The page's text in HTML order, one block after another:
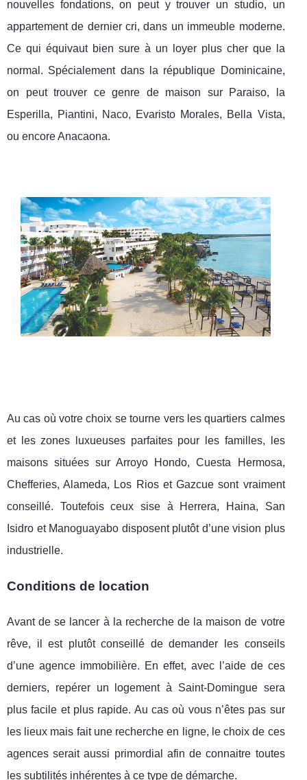
nouvelles fondations, on peut y trouver un studio, un
appartement de dernier cri, dans un immeuble moderne.
Ce qui équivaut bien sure à un loyer plus cher que la
normal. Spécialement dans la république Dominicaine,
on peut trouver ce genre de maison sur Paraiso, la
Esperilla, Piantini, Naco, Evaristo Morales, Bella Vista,
ou encore Anacaona.
Au cas où votre choix se tourne vers les quartiers calmes
et les zones luxueuses parfaites pour les familles, les
maisons situées sur Arroyo Hondo, Cuesta Hermosa,
Chefferies, Alameda, Los Rios et Gazcue sont vraiment
conseillé. Toutefois ceux sise à Herrera, Haina, San
Isidro et Manoguayabo disposent plutôt d’une vision plus
industrielle.
Conditions de location
Avant de se lancer à la recherche de la maison de votre
rêve, il est plutôt conseillé de demander les conseils
d’une agence immobilière. En effet, avec l’aide de ces
derniers, repérer un logement à Saint-Domingue sera
plus facile et plus rapide. Au cas où vous n’êtes pas sur
les lieux mais fait une recherche en ligne, le choix de ces
agences serait aussi primordial afin de connaitre toutes
les subtilités inhérentes à ce type de démarche.